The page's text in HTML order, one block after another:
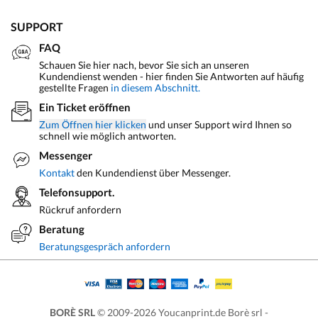
SUPPORT
FAQ
Schauen Sie hier nach, bevor Sie sich an unseren
Kundendienst wenden - hier finden Sie Antworten auf häufig
gestellte Fragen in diesem Abschnitt.
Ein Ticket eröffnen
Zum Öffnen hier klicken und unser Support wird Ihnen so
schnell wie möglich antworten.
Messenger
Kontaktden Kundendienst über Messenger.
Telefonsupport.
Rückruf anfordern
Beratung
Beratungsgespräch anfordern
BORÈ SRL© 2009-2026 Youcanprint.de Borè srl -